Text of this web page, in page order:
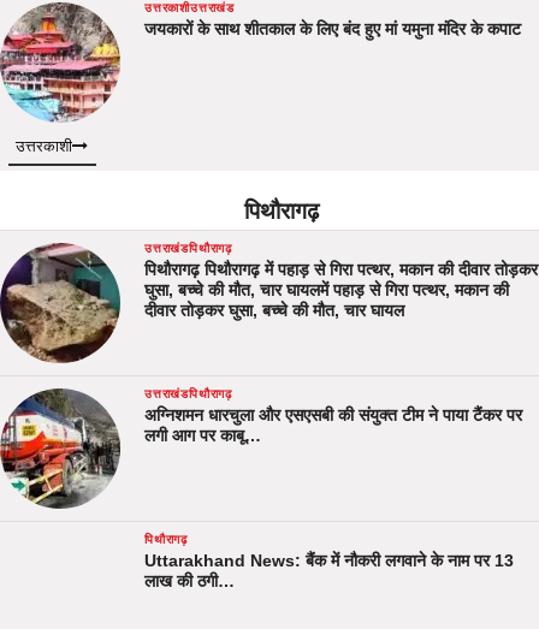
उत्तरकाशीउत्तराखंड
जयकारों के साथ शीतकाल के लिए बंद हुए मां यमुना मंदिर के कपाट
उत्तरकाशी
पिथौरागढ़
उत्तराखंडपिथौरागढ़
पिथौरागढ़ पिथौरागढ़ में पहाड़ से गिरा पत्थर, मकान की दीवार तोड़कर
घुसा, बच्चे की मौत, चार घायलमें पहाड़ से गिरा पत्थर, मकान की
दीवार तोड़कर घुसा, बच्चे की मौत, चार घायल
उत्तराखंडपिथौरागढ़
अग्निशमन धारचुला और एसएसबी की संयुक्त टीम ने पाया टैंकर पर
लगी आग पर काबू…
पिथौरागढ़
Uttarakhand News: बैंक में नौकरी लगवाने के नाम पर 13
लाख की ठगी…